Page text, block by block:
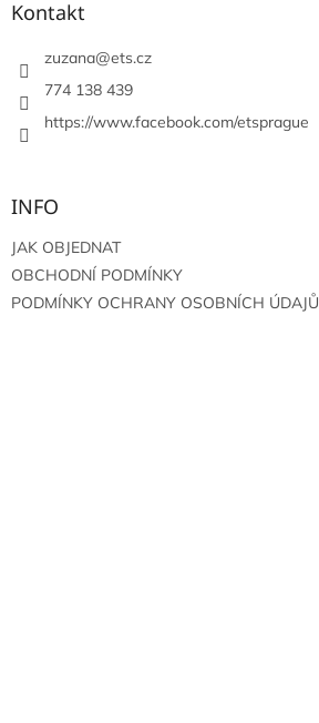
Kontakt
zuzana@ets.cz
774 138 439
https://www.facebook.com/etsprague
INFO
JAK OBJEDNAT
OBCHODNÍ PODMÍNKY
PODMÍNKY OCHRANY OSOBNÍCH ÚDAJŮ